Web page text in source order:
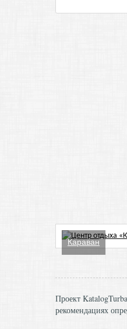
Караван
Проект
рекомендациях